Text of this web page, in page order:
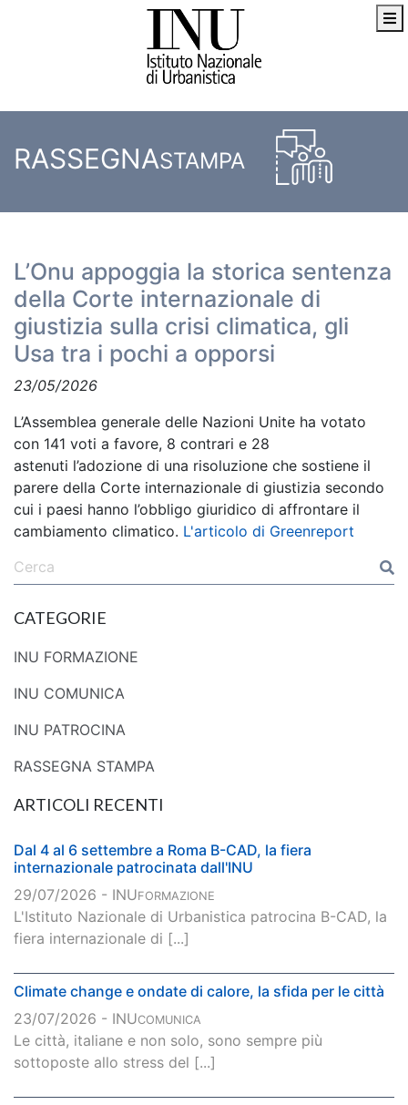
RASSEGNASTAMPA
L’Onu appoggia la storica sentenza
della Corte internazionale di
giustizia sulla crisi climatica, gli
Usa tra i pochi a opporsi
23/05/2026
L’Assemblea generale delle Nazioni Unite ha votato
con 141 voti a favore, 8 contrari e 28
astenuti l’adozione di una risoluzione che sostiene il
parere della Corte internazionale di giustizia secondo
cui i paesi hanno l’obbligo giuridico di affrontare il
cambiamento climatico. L'articolo di Greenreport
CATEGORIE
INU FORMAZIONE
INU COMUNICA
INU PATROCINA
RASSEGNA STAMPA
ARTICOLI RECENTI
Dal 4 al 6 settembre a Roma B-CAD, la fiera
internazionale patrocinata dall'INU
29/07/2026 - INUFORMAZIONE
L'Istituto Nazionale di Urbanistica patrocina B-CAD, la
fiera internazionale di [...]
Climate change e ondate di calore, la sfida per le città
23/07/2026 - INUCOMUNICA
Le città, italiane e non solo, sono sempre più
sottoposte allo stress del [...]